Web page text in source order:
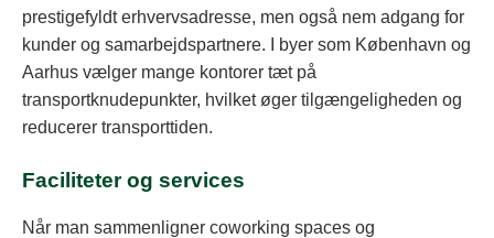
prestigefyldt erhvervsadresse, men også nem adgang for
kunder og samarbejdspartnere. I byer som København og
Aarhus vælger mange kontorer tæt på
transportknudepunkter, hvilket øger tilgængeligheden og
reducerer transporttiden.
Faciliteter og services
Når man sammenligner coworking spaces og